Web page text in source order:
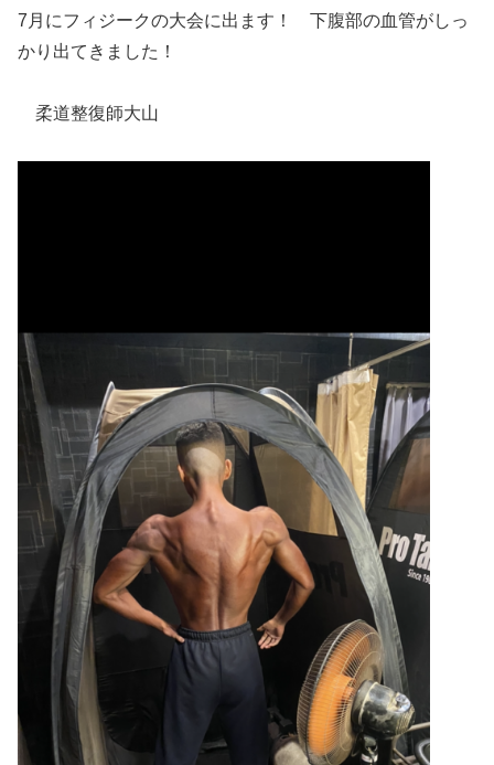
7月にフィジークの大会に出ます！ 下腹部の血管がしっ
かり出てきました！
柔道整復師大山